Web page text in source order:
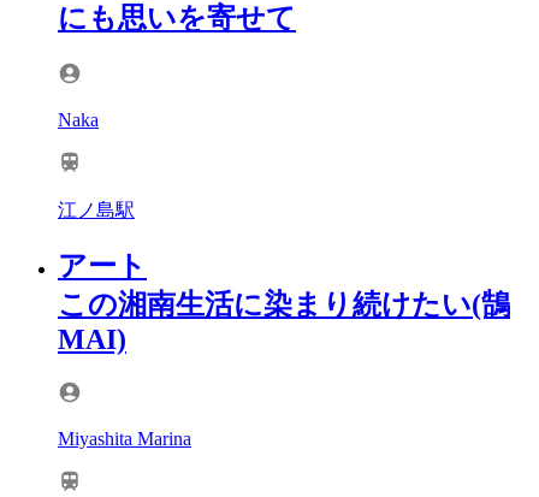
にも思いを寄せて
Naka
江ノ島駅
アート
この湘南生活に染まり続けたい(鵠
MAI)
Miyashita Marina